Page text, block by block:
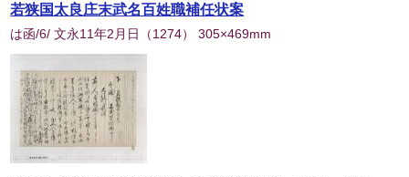
若狭国太良庄末武名百姓職補任状案
は函/6/ 文永11年2月日 （1274） 305×469mm